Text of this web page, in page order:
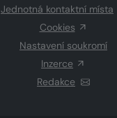
Jednotná kontaktní místa
Cookies
Nastavení soukromí
Inzerce
Redakce